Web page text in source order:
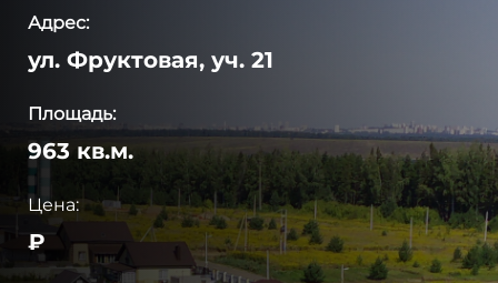
Адрес:
ул. Фруктовая, уч. 21
Площадь:
963 кв.м.
Цена:
₽